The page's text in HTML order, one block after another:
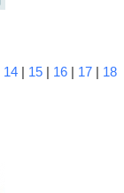
14| 15| 16| 17| 18